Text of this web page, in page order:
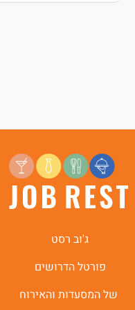
ג'וב רסט
פורטל הדרושים
של המסעדות והאירוח